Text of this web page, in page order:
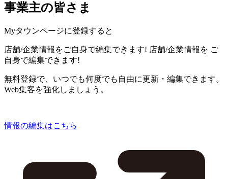
事業主の皆さま
Myタウンページに登録すると
店舗/企業情報をご自身で編集できます! 店舗/企業情報を ご
自身で編集できます!
無料登録で、いつでも何度でも自由に更新・編集できます。
Web集客を強化しましょう。
情報の編集はこちら